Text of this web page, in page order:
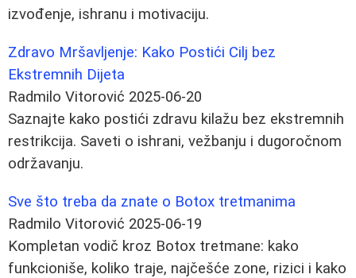
izvođenje, ishranu i motivaciju.
Zdravo Mršavljenje: Kako Postići Cilj bez
Ekstremnih Dijeta
Radmilo Vitorović 2025-06-20
Saznajte kako postići zdravu kilažu bez ekstremnih
restrikcija. Saveti o ishrani, vežbanju i dugoročnom
održavanju.
Sve što treba da znate o Botox tretmanima
Radmilo Vitorović 2025-06-19
Kompletan vodič kroz Botox tretmane: kako
funkcioniše, koliko traje, najčešće zone, rizici i kako